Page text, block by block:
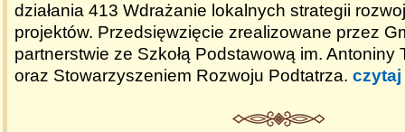
działania 413 Wdrażanie lokalnych strategii
projektów. Przedsięwzięcie zrealizowane przez
partnerstwie ze Szkołą Podstawową im. Antoniny
oraz Stowarzyszeniem Rozwoju Podtatrza. czytaj